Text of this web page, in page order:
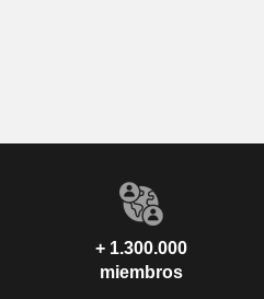
+ 1.300.000
miembros